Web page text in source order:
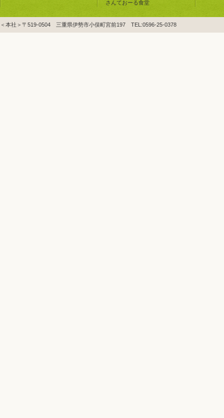
さんておーる食堂
＜本社＞〒519-0504 三重県伊勢市小俣町宮前197 TEL:0596-25-0378